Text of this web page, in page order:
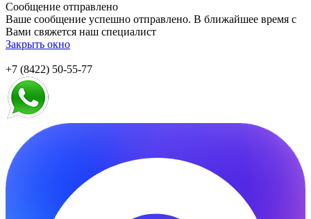
Сообщение отправлено
Ваше сообщение успешно отправлено. В ближайшее время с
Вами свяжется наш специалист
Закрыть окно
+7 (8422) 50-55-77